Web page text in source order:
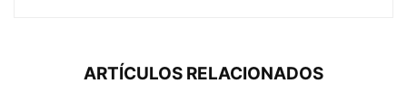
ARTÍCULOS RELACIONADOS